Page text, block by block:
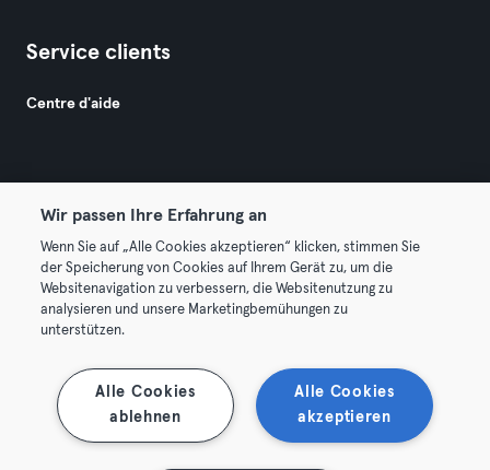
Service clients
Centre d'aide
© 2026 Urban Sports Group GmbH. All rights reserved.
Conditions générales Politique de confidentialité
Mentions légales
Se rétracter ici
Wir passen Ihre Erfahrung an
Wenn Sie auf „Alle Cookies akzeptieren“ klicken, stimmen Sie
der Speicherung von Cookies auf Ihrem Gerät zu, um die
Websitenavigation zu verbessern, die Websitenutzung zu
analysieren und unsere Marketingbemühungen zu
unterstützen.
Alle Cookies
akzeptieren
Alle Cookies
ablehnen